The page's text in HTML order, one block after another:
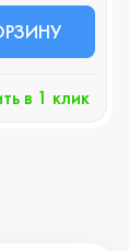
в 1 клик